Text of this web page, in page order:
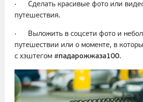
· Сделать красивые фото или
путешествия.
· Выложить в соцсети фото и
путешествии или о моменте, в
с хэштегом #падарожжаза100.